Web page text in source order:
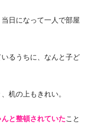
日になって一人で部屋
るうちに、なんと子ど
机の上もきれい。
と整頓されていたこと